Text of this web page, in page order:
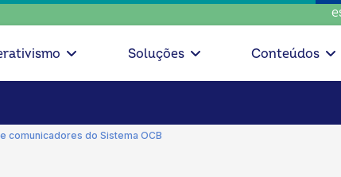
escolha
Soluções Conteúdos
comunicadores do Sistema OCB